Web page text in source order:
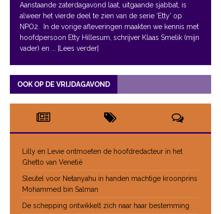
Aanstaande zaterdagavond laat, uitgaande sjabbat, is
alweer het vierde deel te zien van de serie ‘Etty’ op
NPO2. In de vorige afleveringen maakten we kennis met
hoofdpersoon Etty Hillesum, schrijver Klaas Smelik (mijn
vader) en
... [Lees verder]
OOK OP DE VRIJDAGAVOND
Lilly en Levie ontmoeten de hoofdredacteur in het
Ghetto van Venetië
Sleutel voor Netanyahu in handen machtige kroonprins
Mohammed bin Salman
De schepping ontwikkelt zich naar haar bestemming